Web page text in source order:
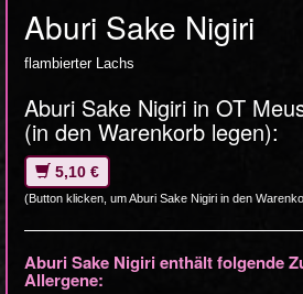
Aburi Sake Nigiri
flambierter Lachs
Aburi Sake Nigiri in OT
(in den Warenkorb legen):
5,10 €
(Button klicken, um Aburi Sake Nigiri in den
Aburi Sake Nigiri enthält folgende
Allergene: